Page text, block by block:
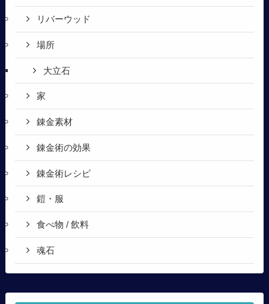
リバーウッド
場所
大立石
家
錬金素材
錬金術の効果
錬金術レシピ
鎧・服
食べ物 / 飲料
魂石